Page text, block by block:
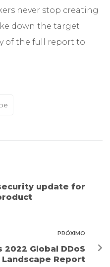
never stop creating
down the target
of the full report to
update for
PRÓXIMO
2022 Global DDoS
Report